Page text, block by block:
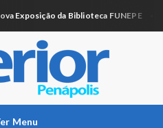
Exposição da Biblioteca FUNEPE
Menu